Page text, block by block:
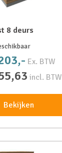
8 deurs
Ex. BTW
incl. BTW
Bekijken